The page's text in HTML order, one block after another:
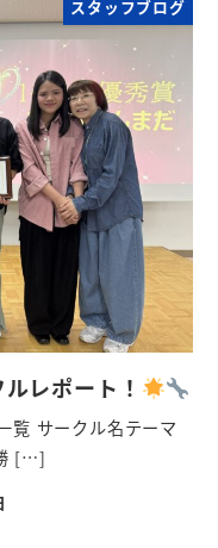
スタッフブログ
レポート！
覧 サークル名テーマ
[…]